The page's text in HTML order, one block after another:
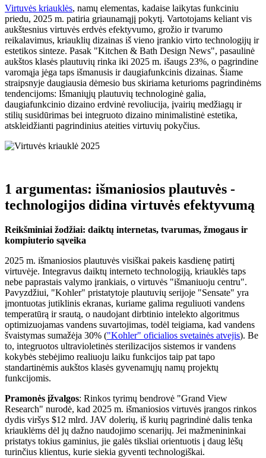
Virtuvės kriauklės, namų elementas, kadaise laikytas funkciniu
priedu, 2025 m. patiria griaunamąjį pokytį. Vartotojams keliant vis
aukštesnius virtuvės erdvės efektyvumo, grožio ir tvarumo
reikalavimus, kriauklių dizainas iš vieno įrankio virto technologijų ir
estetikos sinteze. Pasak "Kitchen & Bath Design News", pasaulinė
aukštos klasės plautuvių rinka iki 2025 m. išaugs 23%, o pagrindine
varomąja jėga taps išmanusis ir daugiafunkcinis dizainas. Šiame
straipsnyje daugiausia dėmesio bus skiriama keturioms pagrindinėms
tendencijoms: Išmaniųjų plautuvių technologinė galia,
daugiafunkcinio dizaino erdvinė revoliucija, įvairių medžiagų ir
stilių susidūrimas bei integruoto dizaino minimalistinė estetika,
atskleidžianti pagrindinius ateities virtuvių pokyčius.
1 argumentas: išmaniosios plautuvės -
technologijos didina virtuvės efektyvumą
Reikšminiai žodžiai: daiktų internetas, tvarumas, žmogaus ir
kompiuterio sąveika
2025 m. išmaniosios plautuvės visiškai pakeis kasdienę patirtį
virtuvėje. Integravus daiktų interneto technologiją, kriauklės taps
nebe paprastais valymo įrankiais, o virtuvės "išmaniuoju centru".
Pavyzdžiui, "Kohler" pristatytoje plautuvių serijoje "Sensate" yra
įmontuotas jutiklinis ekranas, kuriame galima reguliuoti vandens
temperatūrą ir srautą, o naudojant dirbtinio intelekto algoritmus
optimizuojamas vandens suvartojimas, todėl teigiama, kad vandens
švaistymas sumažėja 30% ("Kohler" oficialios svetainės atvejis). Be
to, integruotos ultravioletinės sterilizacijos sistemos ir vandens
kokybės stebėjimo realiuoju laiku funkcijos taip pat tapo
standartinėmis aukštos klasės gyvenamųjų namų projektų
funkcijomis.
Pramonės įžvalgos: Rinkos tyrimų bendrovė "Grand View
Research" nurodė, kad 2025 m. išmaniosios virtuvės įrangos rinkos
dydis viršys $12 mlrd. JAV dolerių, iš kurių pagrindinė dalis tenka
kriauklėms dėl jų dažno naudojimo scenarijų. Jei mažmenininkai
pristatys tokius gaminius, jie galės tiksliai orientuotis į daug lėšų
turinčius klientus, kurie siekia gyventi technologiškai.